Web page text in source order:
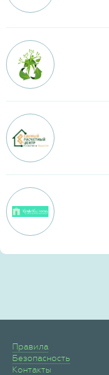
Правила
Безопасность
Контакты